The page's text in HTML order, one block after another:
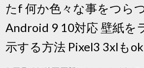
たf 何か色々な事をつら
Android 9 10対応 壁紙を
示する方法 Pixel3 3xlもok